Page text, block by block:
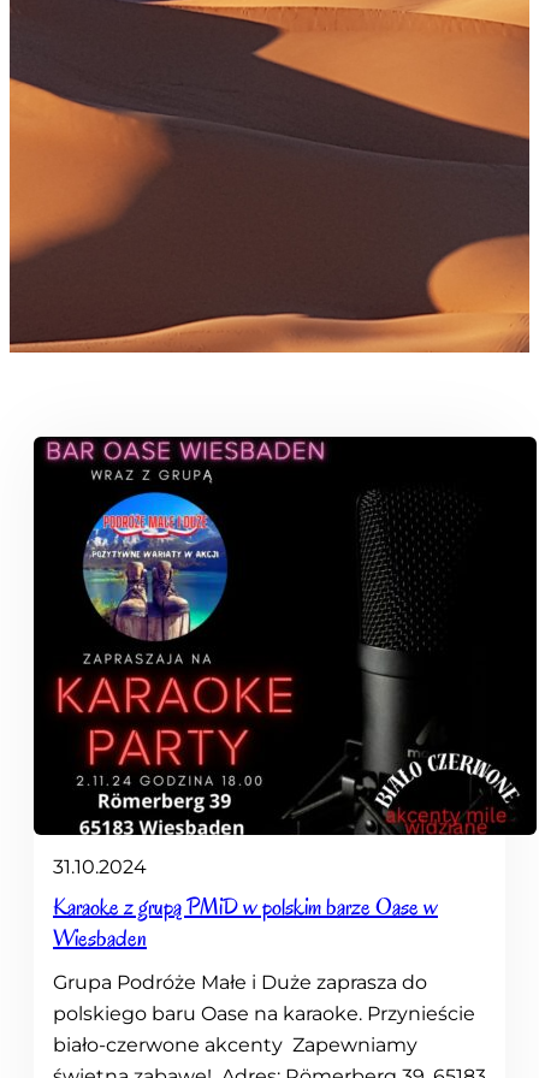
31.10.2024
Karaoke z grupą PMiD w polskim barze Oase w
Wiesbaden
Grupa Podróże Małe i Duże zaprasza do
polskiego baru Oase na karaoke. Przynieście
biało-czerwone akcenty Zapewniamy